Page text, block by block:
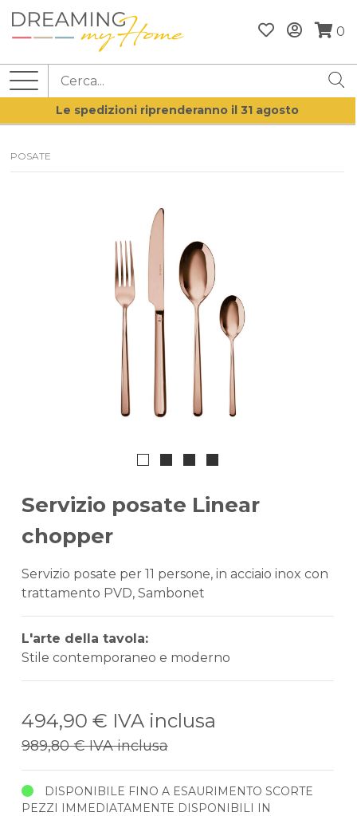
0
Le spedizioni riprenderanno il 31 agosto
POSATE
Servizio posate Linear
chopper
Servizio posate per 11 persone, in acciaio inox con
trattamento PVD, Sambonet
L'arte della tavola:
Stile contemporaneo e moderno
494,90 € IVA inclusa
989,80 €IVA inclusa
DISPONIBILE FINO A ESAURIMENTO SCORTE
PEZZI IMMEDIATAMENTE DISPONIBILI IN